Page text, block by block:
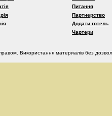
Питання
Партнерство
Додати готель
Чартери
Використання материалів без